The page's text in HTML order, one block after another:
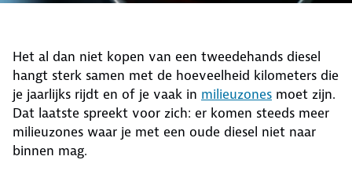
Het al dan niet kopen van een tweedehands diesel
hangt sterk samen met de hoeveelheid kilometers die
je jaarlijks rijdt en of je vaak in milieuzones moet zijn.
Dat laatste spreekt voor zich: er komen steeds meer
milieuzones waar je met een oude diesel niet naar
binnen mag.